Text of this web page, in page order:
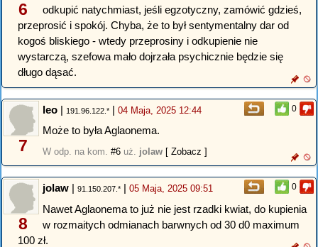
6
odkupić natychmiast, jeśli egzotyczny, zamówić gdzieś,
przeprosić i spokój. Chyba, że to był sentymentalny dar od
kogoś bliskiego - wtedy przeprosiny i odkupienie nie
wystarczą, szefowa mało dojrzała psychicznie będzie się
długo dąsać.
0
7
leo | 191.96.122.* | 04 Maja, 2025 12:44
Może to była Aglaonema.
W odp. na kom. #6 uż. jolaw [ Zobacz ]
0
8
jolaw | 91.150.207.* | 05 Maja, 2025 09:51
Nawet Aglaonema to już nie jest rzadki kwiat, do kupienia
w rozmaitych odmianach barwnych od 30 d0 maximum
100 zł.